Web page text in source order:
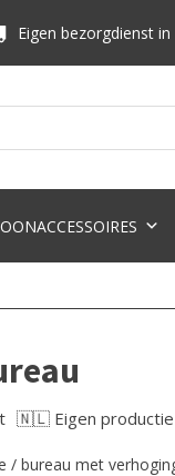
Eigen bezorgdienst
🇳🇱 Eigen productie
/ bureau met